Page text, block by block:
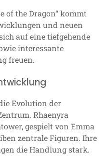
of the Dragon“ kommt
und neuen
auf eine tiefgehende
interessante
freuen.
Evolution der
Rhaenyra
gespielt von Emma
zentrale Figuren. Ihre
die Handlung stark.